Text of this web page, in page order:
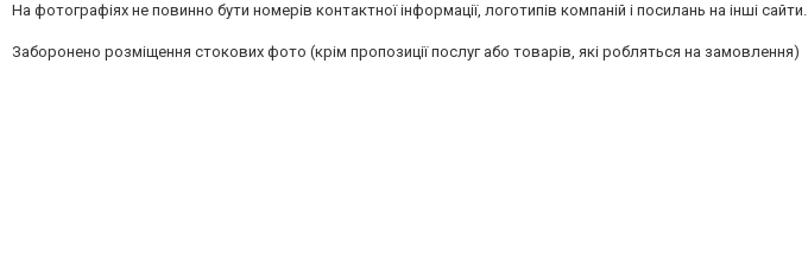
На фотографіях не повинно бути номерів контактної інформації, логотипів компаній і посилань на інші сайти.
Заборонено розміщення стокових фото (крім пропозиції послуг або товарів, які робляться на замовлення)